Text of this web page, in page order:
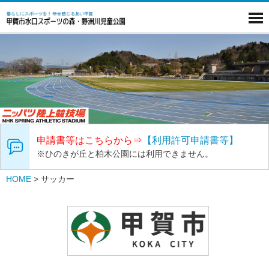
申請書等はこちらから⇒ 【利用許可申請書等】
※ひのきが丘と柏木公園には利用できません。
HOME > サッカー